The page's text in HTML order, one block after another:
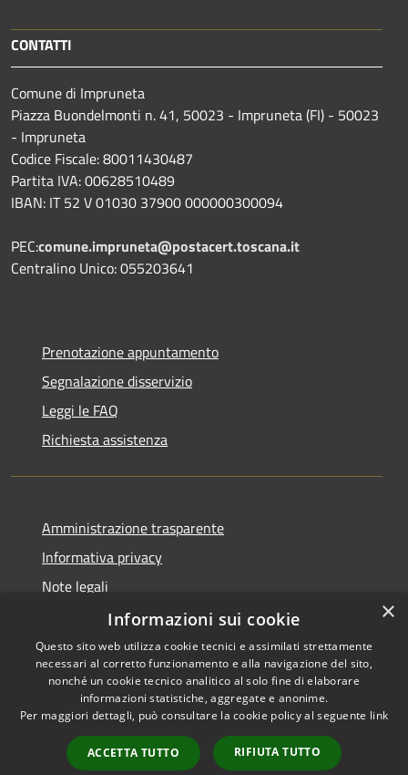
CONTATTI
Comune di Impruneta
Piazza Buondelmonti n. 41, 50023 - Impruneta (FI) - 50023
- Impruneta
Codice Fiscale: 80011430487
Partita IVA: 00628510489
IBAN: IT 52 V 01030 37900 000000300094
PEC:comune.impruneta@postacert.toscana.it
Centralino Unico: 055203641
Prenotazione appuntamento
Segnalazione disservizio
Leggi le FAQ
Richiesta assistenza
Amministrazione trasparente
Informativa privacy
Note legali
Dichiarazione di accessibilità
RSS
Accessibilità
Copyright © 2026 • Comune di
Municipium•
Accesso
×
Informazioni sui cookie
Questo sito web utilizza cookie tecnici e assimilati strettamente
necessari al corretto funzionamento e alla navigazione del sito,
nonché un cookie tecnico analitico al solo fine di elaborare
informazioni statistiche, aggregate e anonime.
Per maggiori dettagli, può consultare la cookie policy al seguente link
ACCETTA TUTTO RIFIUTA TUTTO